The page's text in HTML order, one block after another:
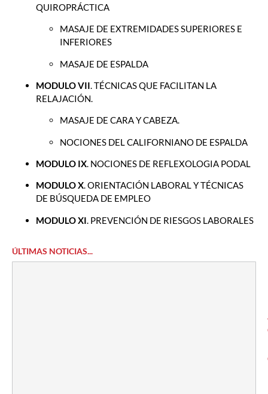
QUIROPRÁCTICA
MASAJE DE EXTREMIDADES SUPERIORES E
INFERIORES
MASAJE DE ESPALDA
MODULO VII. TÉCNICAS QUE FACILITAN LA
RELAJACIÓN.
MASAJE DE CARA Y CABEZA.
NOCIONES DEL CALIFORNIANO DE ESPALDA
MODULO IX. NOCIONES DE REFLEXOLOGIA PODAL
MODULO X. ORIENTACIÓN LABORAL Y TÉCNICAS
DE BÚSQUEDA DE EMPLEO
MODULO XI. PREVENCIÓN DE RIESGOS LABORALES
ÚLTIMAS NOTICIAS...